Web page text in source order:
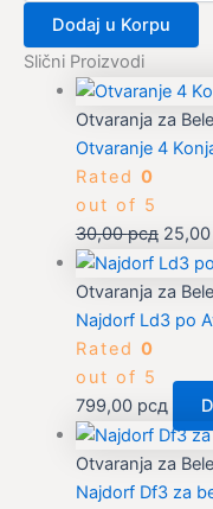
Dodaj u Korpu
Slični Proizvodi
Otvaranja za Bele
Otvaranje 4
Rated 0
out of 5
30,00рсд 25,00
Otvaranja za Bele
Najdorf Ld3 po
Rated 0
out of 5
799,00 рсд
Otvaranja za Bele
Najdorf Df3 za